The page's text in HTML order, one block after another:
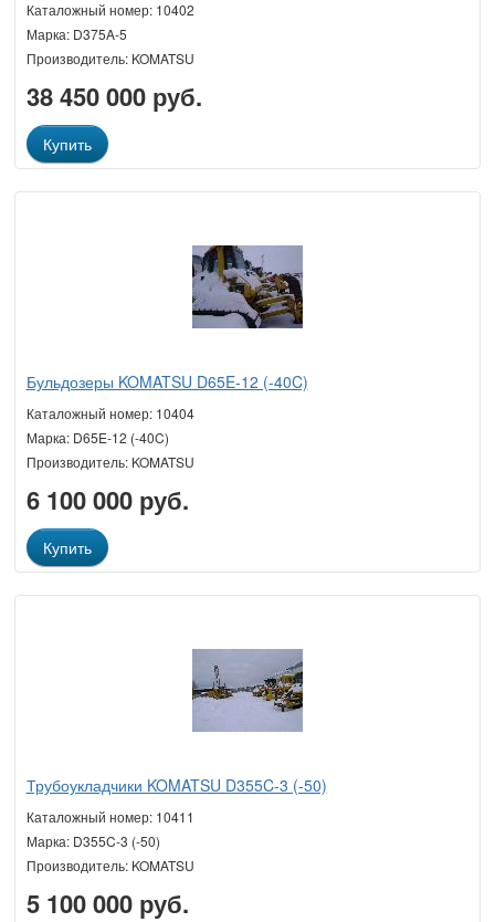
Каталожный номер: 10402
Марка: D375A-5
Производитель: KOMATSU
38 450 000 руб.
Купить
Бульдозеры KOMATSU D65E-12 (-40C)
Каталожный номер: 10404
Марка: D65E-12 (-40C)
Производитель: KOMATSU
6 100 000 руб.
Купить
Трубоукладчики KOMATSU D355C-3 (-50)
Каталожный номер: 10411
Марка: D355C-3 (-50)
Производитель: KOMATSU
5 100 000 руб.